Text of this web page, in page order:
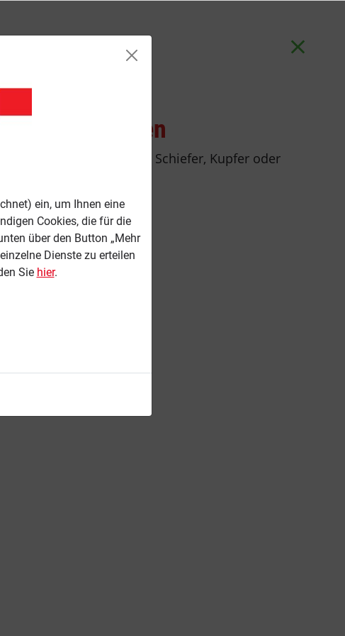
ein, um Ihnen eine
Cookies, die für die
über den Button „Mehr
Dienste zu erteilen
Sie hier.
Verkleidungen
Kaminköpfen mit Zink, Schiefer, Kupfer oder